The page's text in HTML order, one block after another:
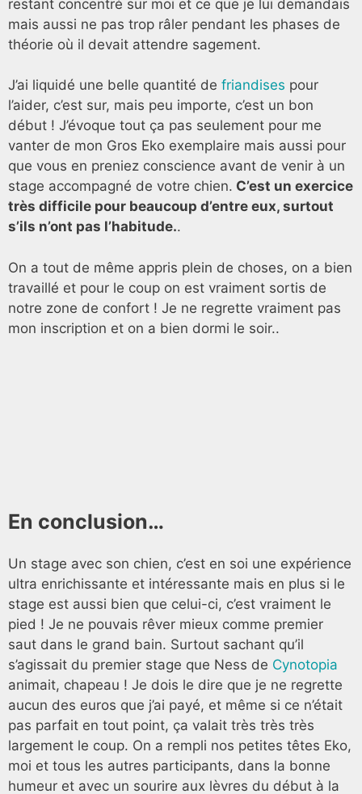
restant concentré sur moi et ce que je lui demandais
mais aussi ne pas trop râler pendant les phases de
théorie où il devait attendre sagement.
J’ai liquidé une belle quantité de friandises pour
l’aider, c’est sur, mais peu importe, c’est un bon
début ! J’évoque tout ça pas seulement pour me
vanter de mon Gros Eko exemplaire mais aussi pour
que vous en preniez conscience avant de venir à un
stage accompagné de votre chien. C’est un exercice
très difficile pour beaucoup d’entre eux, surtout
s’ils n’ont pas l’habitude..
On a tout de même appris plein de choses, on a bien
travaillé et pour le coup on est vraiment sortis de
notre zone de confort ! Je ne regrette vraiment pas
mon inscription et on a bien dormi le soir..
En conclusion…
Un stage avec son chien, c’est en soi une expérience
ultra enrichissante et intéressante mais en plus si le
stage est aussi bien que celui-ci, c’est vraiment le
pied ! Je ne pouvais rêver mieux comme premier
saut dans le grand bain. Surtout sachant qu’il
s’agissait du premier stage que Ness de Cynotopia
animait, chapeau ! Je dois le dire que je ne regrette
aucun des euros que j’ai payé, et même si ce n’était
pas parfait en tout point, ça valait très très très
largement le coup. On a rempli nos petites têtes Eko,
moi et tous les autres participants, dans la bonne
humeur et avec un sourire aux lèvres du début à la